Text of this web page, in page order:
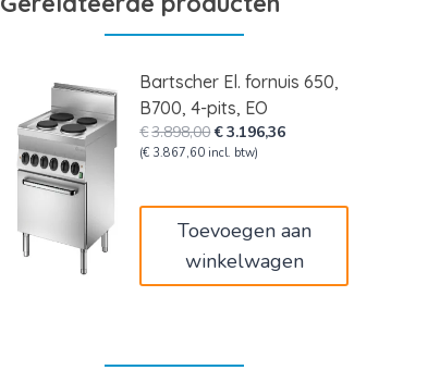
Bartscher El. fornuis 650,
B700, 4-pits, EO
€3.898,00Oorspronkelijke
prijs
€3.196,36Huidige
(€ 3.867,60 incl. btw)
Toevoegen aan
winkelwagen